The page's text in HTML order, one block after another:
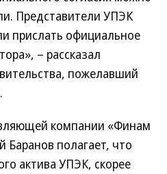
Представители УПЭК
прислать официальное
– рассказал
пожелавший
компании «Финам
полагает, что
актива УПЭК, скорее